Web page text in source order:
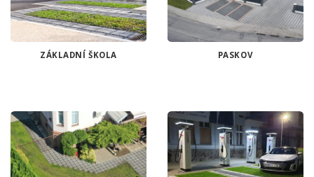
ZÁKLADNÍ ŠKOLA PASKOV